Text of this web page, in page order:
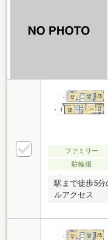
ファミリー
駐輪場
駅まで徒歩5
ルアクセス